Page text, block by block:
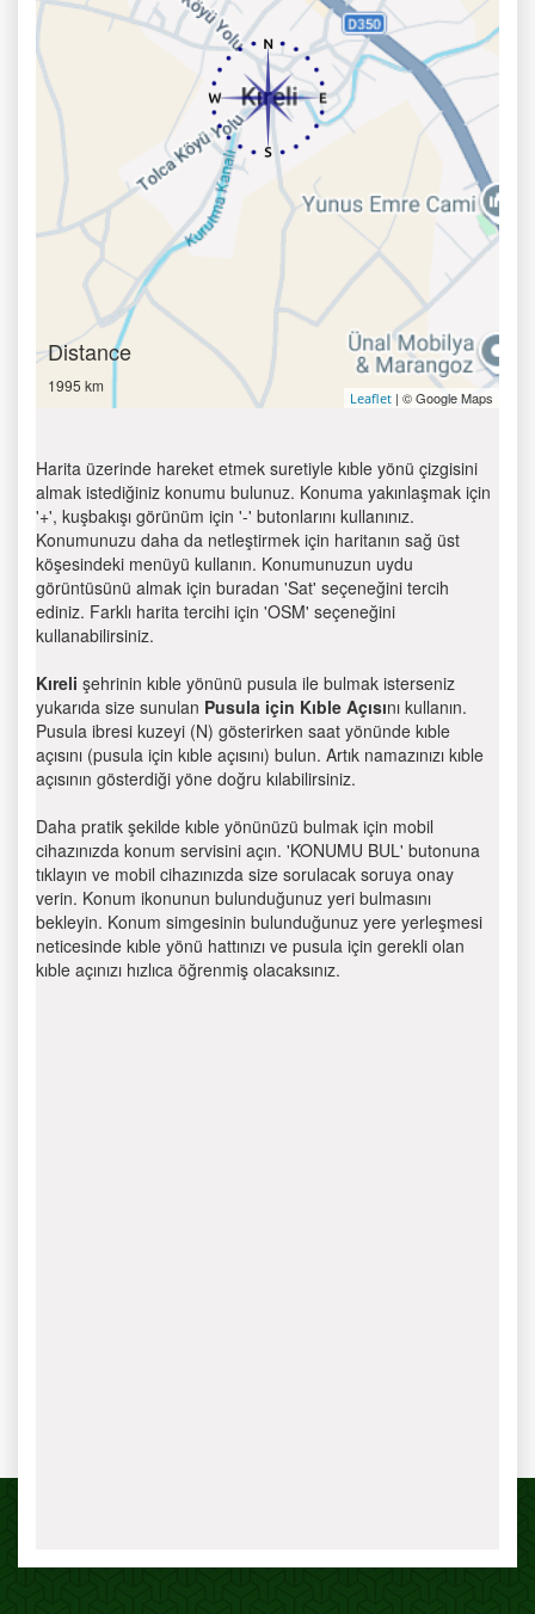
Distance
1995 km
Leaflet | © Google Maps
Harita üzerinde hareket etmek suretiyle kıble yönü çizgisini
almak istediğiniz konumu bulunuz. Konuma yakınlaşmak için
'+', kuşbakışı görünüm için '-' butonlarını kullanınız.
Konumunuzu daha da netleştirmek için haritanın sağ üst
köşesindeki menüyü kullanın. Konumunuzun uydu
görüntüsünü almak için buradan 'Sat' seçeneğini tercih
ediniz. Farklı harita tercihi için 'OSM' seçeneğini
kullanabilirsiniz.
Kıreli şehrinin kıble yönünü pusula ile bulmak isterseniz
yukarıda size sunulan Pusula için Kıble Açısını kullanın.
Pusula ibresi kuzeyi (N) gösterirken saat yönünde kıble
açısını (pusula için kıble açısını) bulun. Artık namazınızı kıble
açısının gösterdiği yöne doğru kılabilirsiniz.
Daha pratik şekilde kıble yönünüzü bulmak için mobil
cihazınızda konum servisini açın. 'KONUMU BUL' butonuna
tıklayın ve mobil cihazınızda size sorulacak soruya onay
verin. Konum ikonunun bulunduğunuz yeri bulmasını
bekleyin. Konum simgesinin bulunduğunuz yere yerleşmesi
neticesinde kıble yönü hattınızı ve pusula için gerekli olan
kıble açınızı hızlıca öğrenmiş olacaksınız.